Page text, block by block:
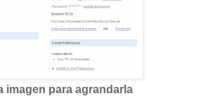
imagen para agrandarla